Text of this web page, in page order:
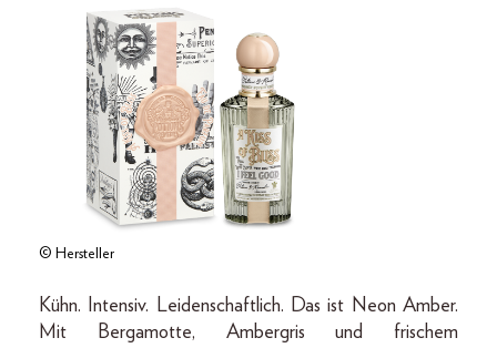
© Hersteller
Kühn. Intensiv. Leidenschaftlich. Das ist Neon Amber.
Mit Bergamotte, Ambergris und frischem